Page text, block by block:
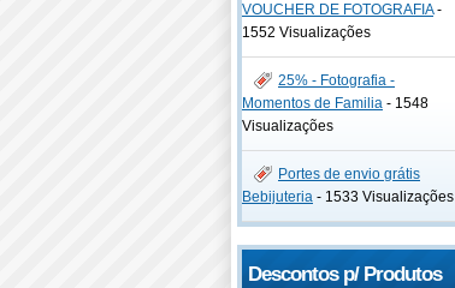
VOUCHER DE FOTOGRAFIA-
1552 Visualizações
25% - Fotografia -
Momentos de Familia - 1548
Visualizações
Portes de envio grátis
Bebijuteria - 1533 Visualizações
Descontos p/ Produtos